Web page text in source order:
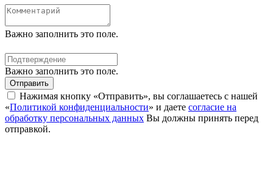
Важно заполнить это поле.
Важно заполнить это поле.
Отправить
Нажимая кнопку «Отправить», вы соглашаетесь с нашей
«Политикой конфиденциальности» и даете согласие на
обработку персональных данных Вы должны принять перед
отправкой.